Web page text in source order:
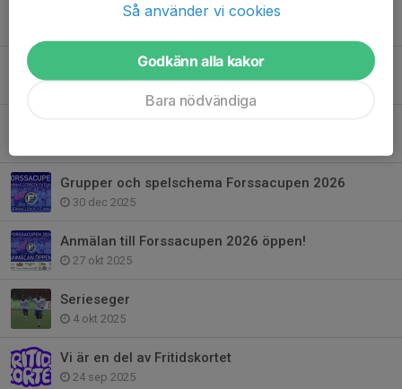
Felix kritar proffskontrakt med Karlberg
Några bilder från Forssacupen lördag -söndag
10 jan, 11:45
Grupper och spelschema Forssacupen 2026
30 dec 2025
Anmälan till Forssacupen 2026 öppen!
27 okt 2025
Serieseger
4 okt 2025
Vi är en del av Fritidskortet
24 sep 2025
Så använder vi cookies
Godkänn alla kakor
Bara nödvändiga